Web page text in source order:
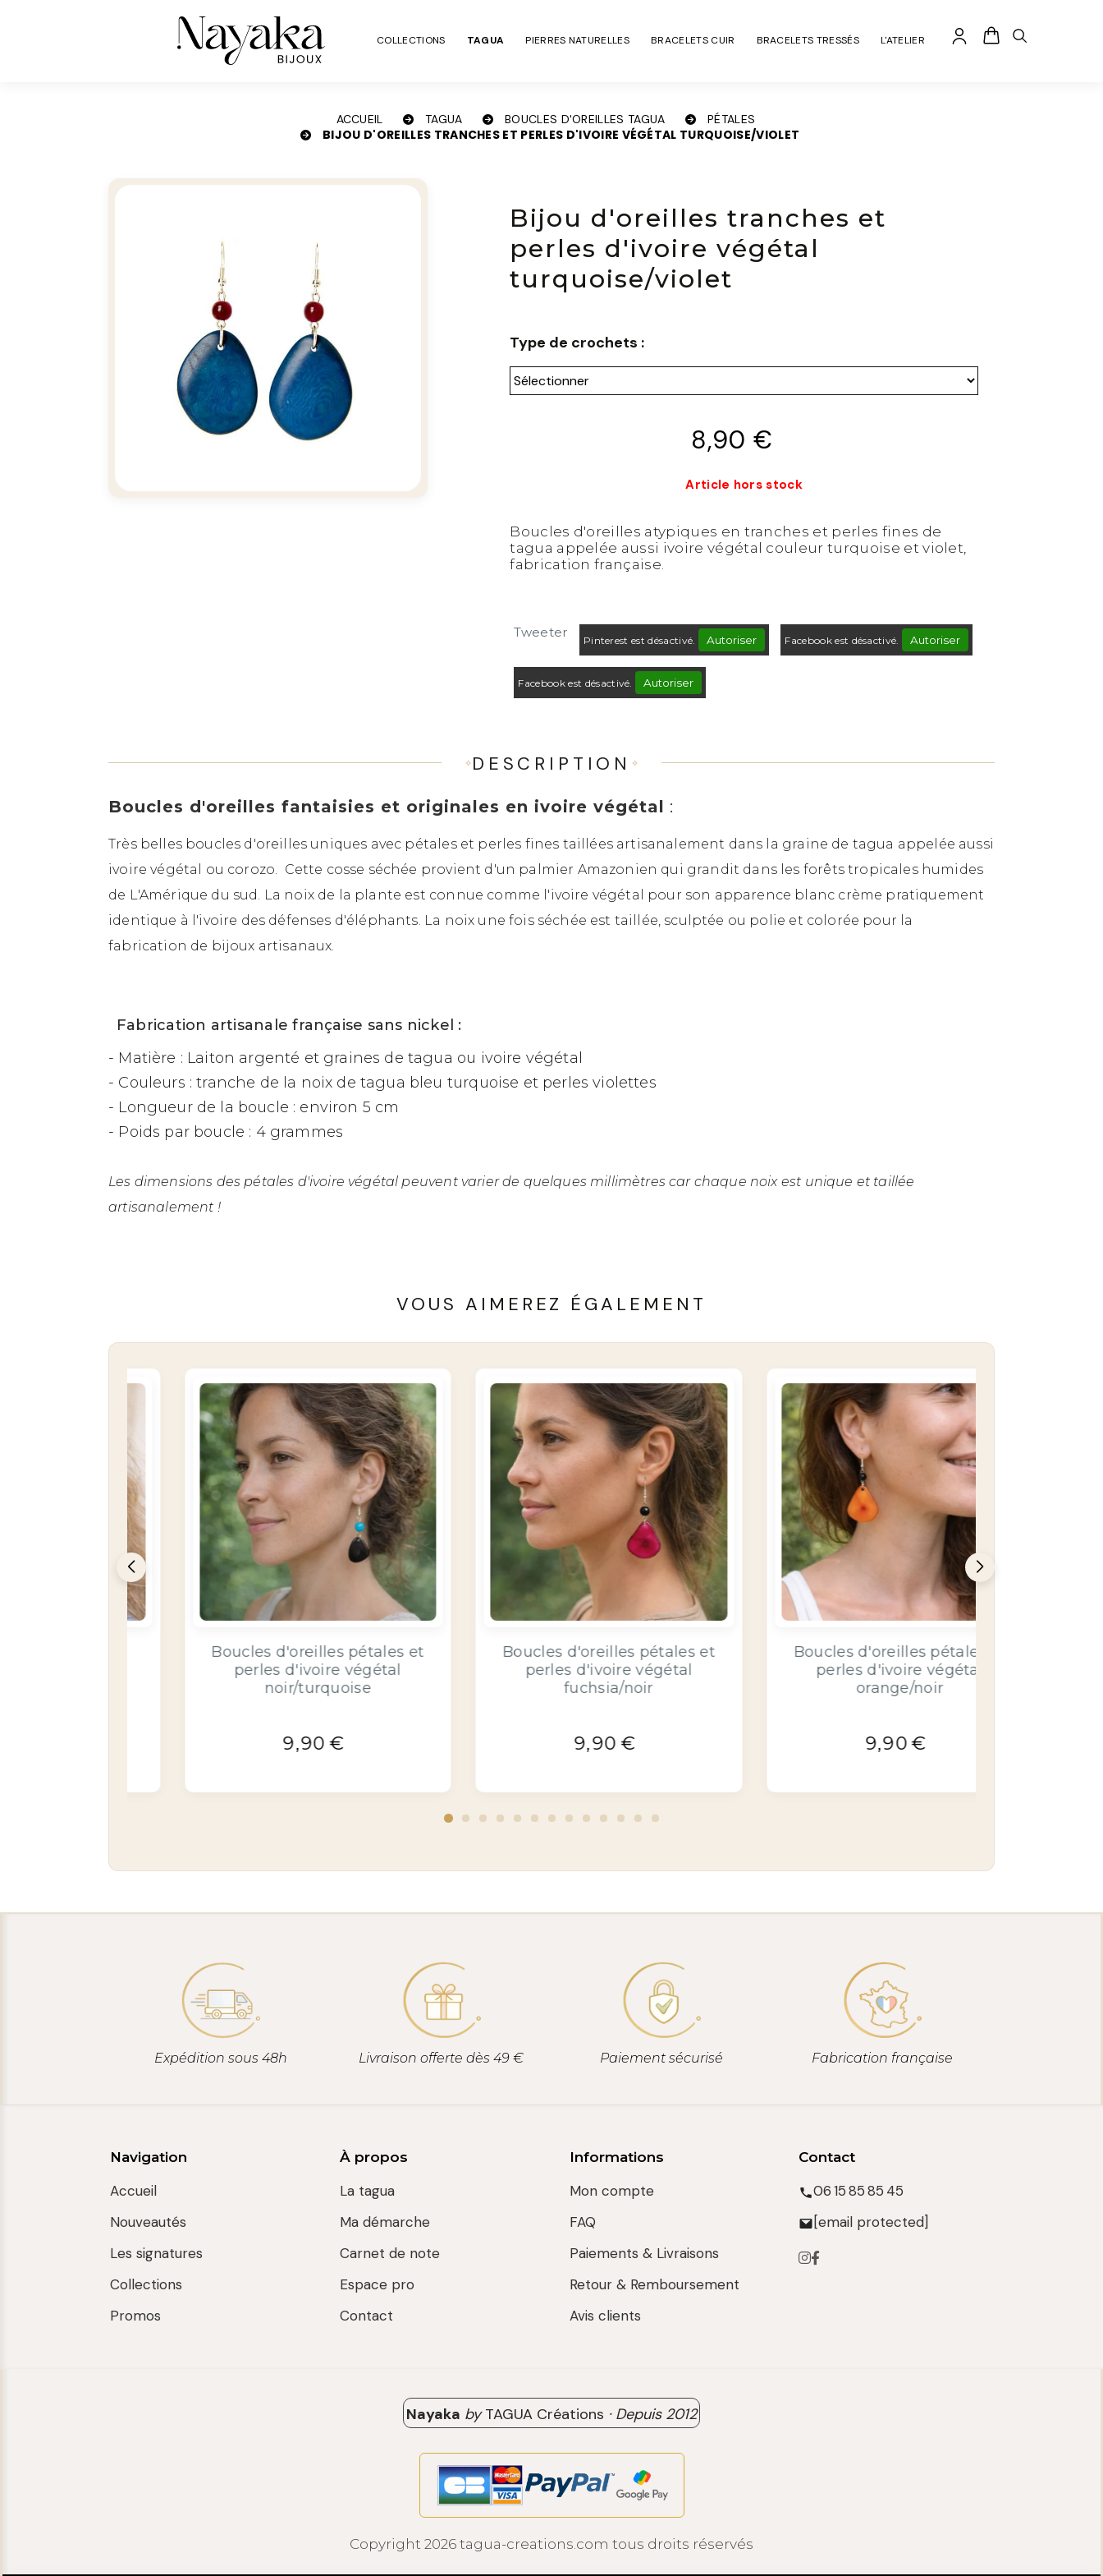
COLLECTIONS TAGUA PIERRES NATURELLES BRACELETS CUIR BRACELETS TRESSÉS L'ATELIER
ACCUEIL TAGUA BOUCLES D'OREILLES TAGUA PÉTALES
BIJOU D'OREILLES TRANCHES ET PERLES D'IVOIRE VÉGÉTAL TURQUOISE/VIOLET
Bijou d'oreilles tranches et
perles d'ivoire végétal
turquoise/violet
Type de crochets :
8,90 €
Article hors stock
Boucles d'oreilles atypiques en tranches et perles fines de
tagua appelée aussi ivoire végétal couleur turquoise et violet,
fabrication française.
Tweeter
Pinterest est désactivé. Autoriser Facebook est désactivé. Autoriser
Facebook est désactivé. Autoriser
DESCRIPTION
Boucles d'oreilles fantaisies et originales en ivoire végétal :
Très belles boucles d'oreilles uniques avec pétales et perles fines taillées artisanalement dans la graine de tagua appelée aussi
ivoire végétal ou corozo. Cette cosse séchée provient d'un palmier Amazonien qui grandit dans les forêts tropicales humides
de L'Amérique du sud. La noix de la plante est connue comme l'ivoire végétal pour son apparence blanc crème pratiquement
identique à l'ivoire des défenses d'éléphants. La noix une fois séchée est taillée, sculptée ou polie et colorée pour la
fabrication de bijoux artisanaux.
Fabrication artisanale française sans nickel :
- Matière : Laiton argenté et graines de tagua ou ivoire végétal
- Couleurs : tranche de la noix de tagua bleu turquoise et perles violettes
- Longueur de la boucle : environ 5 cm
- Poids par boucle : 4 grammes
Les dimensions des pétales d'ivoire végétal peuvent varier de quelques millimètres car chaque noix est unique et taillée
artisanalement !
VOUS AIMEREZ ÉGALEMENT
Boucles d'oreilles pétales et
perles d'ivoire végétal
orange/noir
9,90€
Boucles d'oreilles pétales et
perles d'ivoire végétal
naturel/marron
9,90€
Boucles d'oreilles pétales et
perles en ivoire végétal
rouge
9,90€
Expédition sous 48h Livraison offerte dès 49 € Paiement sécurisé Fabrication française
Navigation
Accueil
Nouveautés
Les signatures
Collections
Promos
À propos
La tagua
Ma démarche
Carnet de note
Espace pro
Contact
Informations
Mon compte
FAQ
Paiements & Livraisons
Retour & Remboursement
Avis clients
Contact
06 15 85 85 45
[email protected]
Nayaka byTAGUA Créations · Depuis2012
Copyright 2026 tagua-creations.com tous droits réservés